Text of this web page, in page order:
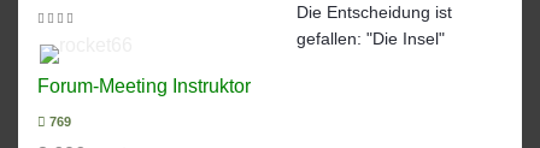
Forum-Meeting Instruktor
769
Die Entscheidung ist
gefallen: "Die Insel"